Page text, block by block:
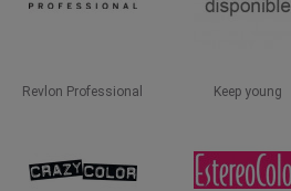
Revlon Professional Keep young